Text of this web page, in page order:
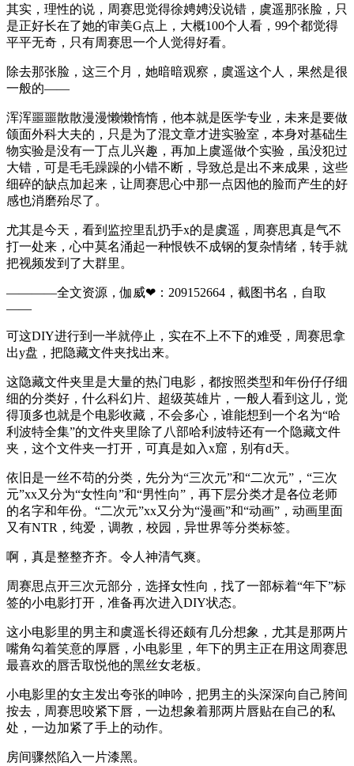
其实，理性的说，周赛思觉得徐娉娉没说错，虞遥那张脸，只
是正好长在了她的审美G点上，大概100个人看，99个都觉得
平平无奇，只有周赛思一个人觉得好看。
除去那张脸，这三个月，她暗暗观察，虞遥这个人，果然是很
一般的——
浑浑噩噩散散漫漫懒懒惰惰，他本就是医学专业，未来是要做
颌面外科大夫的，只是为了混文章才进实验室，本身对基础生
物实验是没有一丁点儿兴趣，再加上虞遥做个实验，虽没犯过
大错，可是毛毛躁躁的小错不断，导致总是出不来成果，这些
细碎的缺点加起来，让周赛思心中那一点因他的脸而产生的好
感也消磨殆尽了。
尤其是今天，看到监控里乱扔手x的是虞遥，周赛思真是气不
打一处来，心中莫名涌起一种恨铁不成钢的复杂情绪，转手就
把视频发到了大群里。
————全文资源，伽威❤：209152664，截图书名，自取
——
可这DIY进行到一半就停止，实在不上不下的难受，周赛思拿
出y盘，把隐藏文件夹找出来。
这隐藏文件夹里是大量的热门电影，都按照类型和年份仔仔细
细的分类好，什么科幻片、超级英雄片，一般人看到这儿，觉
得顶多也就是个电影收藏，不会多心，谁能想到一个名为“哈
利波特全集”的文件夹里除了八部哈利波特还有一个隐藏文件
夹，这个文件夹一打开，可真是如入x窟，别有d天。
依旧是一丝不苟的分类，先分为“三次元”和“二次元”，“三次
元”xx又分为“女性向”和“男性向”，再下层分类才是各位老师
的名字和年份。“二次元”xx又分为“漫画”和“动画”，动画里面
又有NTR，纯爱，调教，校园，异世界等分类标签。
啊，真是整整齐齐。令人神清气爽。
周赛思点开三次元部分，选择女性向，找了一部标着“年下”标
签的小电影打开，准备再次进入DIY状态。
这小电影里的男主和虞遥长得还颇有几分想象，尤其是那两片
嘴角勾着笑意的厚唇，小电影里，年下的男主正在用这周赛思
最喜欢的唇舌取悦他的黑丝女老板。
小电影里的女主发出夸张的呻吟，把男主的头深深向自己胯间
按去，周赛思咬紧下唇，一边想象着那两片唇贴在自己的私
处，一边加紧了手上的动作。
房间骤然陷入一片漆黑。